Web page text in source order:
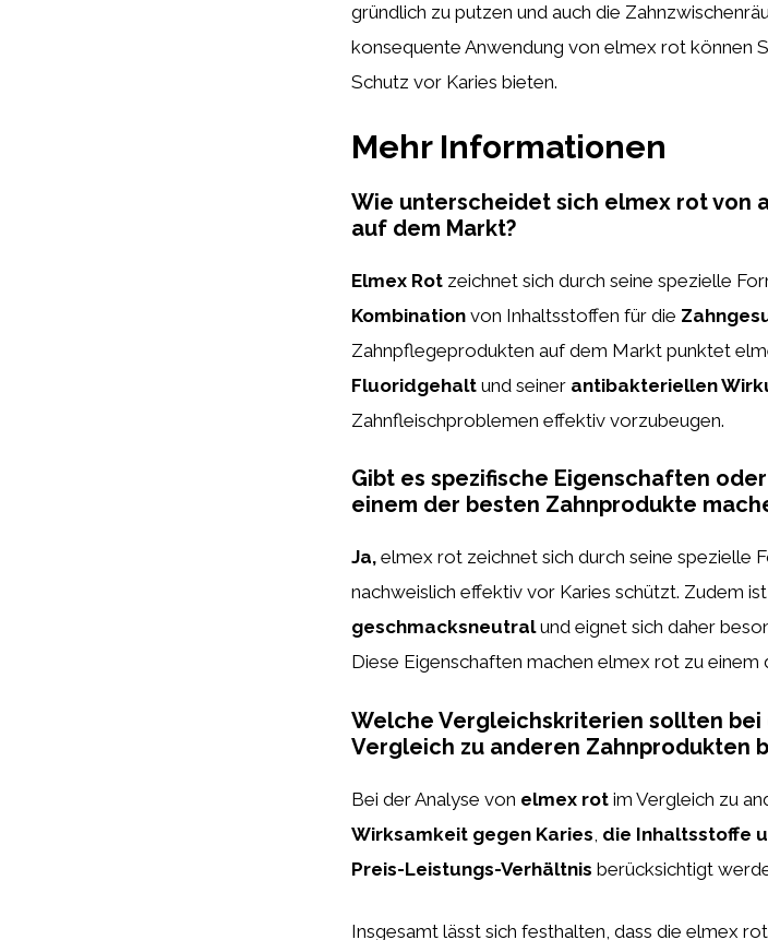
gründlich zu putzen und auch die
konsequente Anwendung von elmex rot können
Schutz vor Karies bieten.
Mehr Informationen
Wie unterscheidet sich elmex rot von
auf dem Markt?
Elmex Rot zeichnet sich durch seine spezielle
Kombination von Inhaltsstoffen für die
Zahnpflegeprodukten auf dem Markt punktet
Fluoridgehalt und seiner antibakteriellen
Zahnfleischproblemen effektiv vorzubeugen.
Gibt es spezifische Eigenschaften
einem der besten Zahnprodukte
Ja, elmex rot zeichnet sich durch seine spezielle
nachweislich effektiv vor Karies schützt. Zudem
geschmacksneutralund eignet sich daher
Diese Eigenschaften machen elmex rot zu
Welche Vergleichskriterien sollten bei
Vergleich zu anderen Zahnprodukten
Bei der Analyse von elmex rot im Vergleich zu
Wirksamkeit gegen Karies die Inhaltsstoffe
Preis-Leistungs-Verhältnis berücksichtigt
Insgesamt lässt sich festhalten, dass die elmex